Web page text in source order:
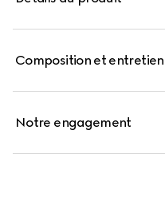
claire.
Composition et entretien
Notre engagement